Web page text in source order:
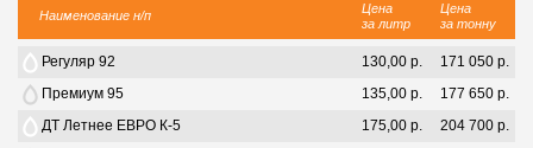
Наименование н/п
Цена
за литр
Цена
за тонну
Регуляр 92 130,00 р.
171 050 р.
Премиум 95
135,00 р.
177 650 р.
ДТ Летнее ЕВРО К-5
175,00 р.
204 700 р.